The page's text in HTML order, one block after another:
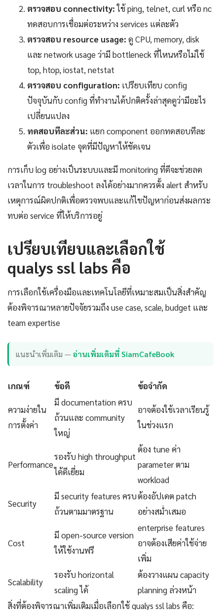
ตรวจสอบ connectivity:ใช้ ping, telnet, curl หรือ nc
ทดสอบการเชื่อมต่อระหว่าง services แต่ละตัว
ตรวจสอบ resource usage: ดู CPU, memory, disk
และ network usage ว่ามี bottleneck ที่ไหนหรือไม่ใช้
top, htop, iostat, netstat
ตรวจสอบ configuration: เปรียบเทียบ config
ปัจจุบันกับ config ที่ทำงานได้ปกติครั้งล่าสุดดูว่ามีอะไร
เปลี่ยนแปลง
ทดสอบทีละส่วน: แยก component ออกทดสอบทีละ
ตัวเพื่อ isolate จุดที่มีปัญหาให้ชัดเจน
การเก็บ log อย่างเป็นระบบและมี monitoring ที่ดีจะช่วยลด
เวลาในการ troubleshoot ลงได้อย่างมากควรตั้ง alert สำหรับ
เหตุการณ์ผิดปกติเพื่อตรวจพบและแก้ไขปัญหาก่อนส่งผลกระ
ทบต่อ service ที่ให้บริการอยู่
เปรียบเทียบและเลือกใช้
qualys ssl labs คือ
การเลือกใช้เครื่องมือและเทคโนโลยีที่เหมาะสมเป็นสิ่งสำคัญ
ต้องพิจารณาหลายปัจจัยรวมถึง use case, scale, budget และ
team expertise
แนะนำเพิ่มเติม —อ่านเพิ่มเติมที่ SiamCafeBook
เกณฑ์ ข้อดี ข้อจำกัด
ความง่ายใน
การตั้งค่า
มี documentation ครบ
ถ้วนและ community
ใหญ่
อาจต้องใช้เวลาเรียนรู้
ในช่วงแรก
Performance
รองรับ high throughput
ได้ดีเยี่ยม
ต้อง tune ค่า
parameter ตาม
workload
Security
มี security features ครบ
ถ้วนตามมาตรฐาน
ต้องอัปเดต patch
อย่างสม่ำเสมอ
Cost
มี open-source version
ให้ใช้งานฟรี
enterprise features
อาจต้องเสียค่าใช้จ่าย
เพิ่ม
Scalability
รองรับ horizontal
scaling ได้
ต้องวางแผน capacity
planning ล่วงหน้า
สิ่งที่ต้องพิจารณาเพิ่มเติมเมื่อเลือกใช้ qualys ssl labs คือ: